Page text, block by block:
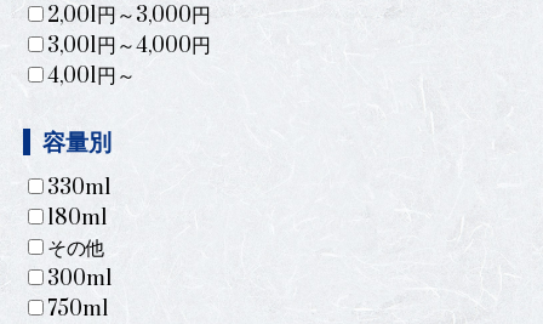
2,001円～3,000円
3,001円～4,000円
4,001円～
容量別
330ml
180ml
その他
300ml
750ml